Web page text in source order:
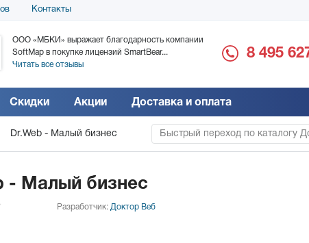
Контакты
ООО «МБКИ» выражает благодарность компании
SoftMap в покупке лицензий SmartBear...
Читать все отзывы
8 495
Скидки Акции Доставка и оплата
Dr.Web - Малый бизнес Быстрый переход по каталогу
- Малый бизнес
Разработчик: Доктор Веб